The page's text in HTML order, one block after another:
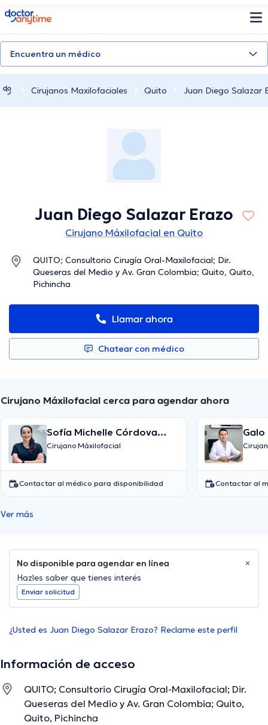
doctoranytime
Encuentra un médico
Cirujanos Maxilofaciales Quito Juan Diego Salazar
Juan Diego Salazar Erazo
Cirujano Máxilofacial en Quito
QUITO; Consultorio Cirugía Oral-Maxilofacial; Dir.
Queseras del Medio y Av. Gran Colombia; Quito, Quito,
Pichincha
Llamar ahora
Chatear con médico
Cirujano Máxilofacial cerca para agendar ahora
Sofía Michelle Córdova
Reyes
Cirujano Máxilofacial
Contactar al médico para disponibilidad
Galo
Contactar al
Ver más
No disponible para agendar en línea
Hazles saber que tienes interés
Enviar solicitud
¿Usted es Juan Diego Salazar Erazo? Reclame este perfil
Información de acceso
QUITO; Consultorio Cirugía Oral-Maxilofacial; Dir.
Queseras del Medio y Av. Gran Colombia; Quito,
Quito, Pichincha